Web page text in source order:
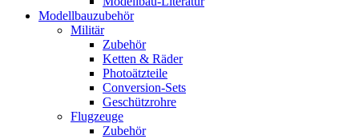
Modellbauzubehör
Militär
Zubehör
Ketten & Räder
Photoätzteile
Conversion-Sets
Geschützrohre
Flugzeuge
Zubehör